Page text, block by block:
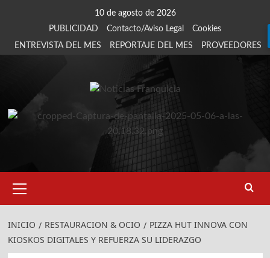
10 de agosto de 2026
PUBLICIDAD
Contacto/Aviso Legal
Cookies
ENTREVISTA DEL MES
REPORTAJE DEL MES PROVEEDORES
primario
INICIO RESTAURACION & OCIO
PIZZA HUT INNOVA CON
KIOSKOS DIGITALES Y REFUERZA SU LIDERAZGO